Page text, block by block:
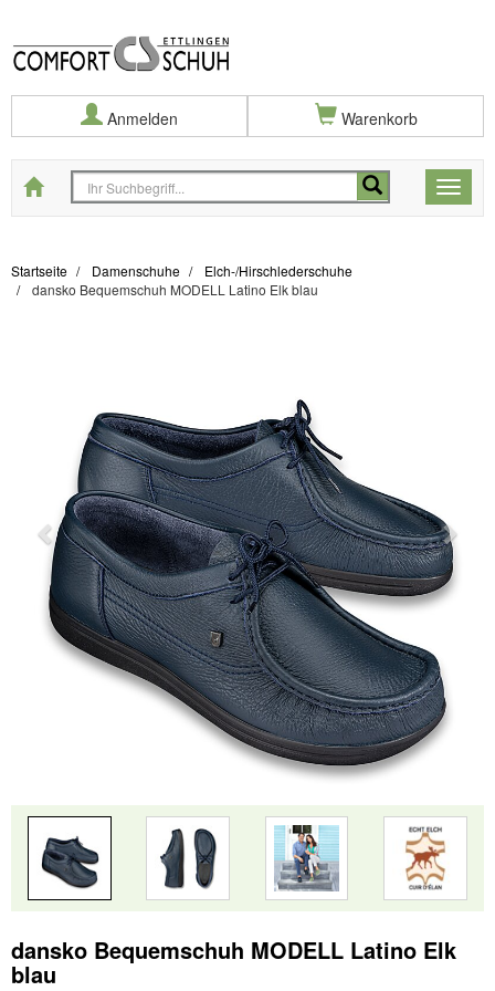
Anmelden Warenkorb
Toggle
Startseite
Startseite Damenschuhe
Elch-/Hirschlederschuhe
dansko Bequemschuh MODELL Latino Elk blau
dansko Bequemschuh MODELL Latino Elk
blau